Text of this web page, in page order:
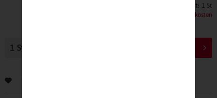
Inhalt: 1 St
zzgl. Versandkosten